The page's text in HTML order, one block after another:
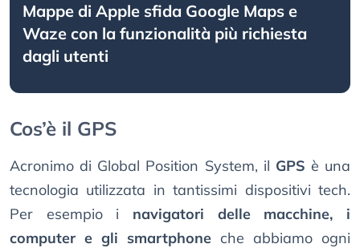
Mappe di Apple sfida Google Maps e
Waze con la funzionalità più richiesta
dagli utenti
Cos’è il GPS
Acronimo di Global Position System, il GPS è una
tecnologia utilizzata in tantissimi dispositivi tech.
Per esempio i navigatori delle macchine, i
computer e gli smartphone che abbiamo ogni